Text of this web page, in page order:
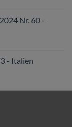
Nr. 60 -
- Italien